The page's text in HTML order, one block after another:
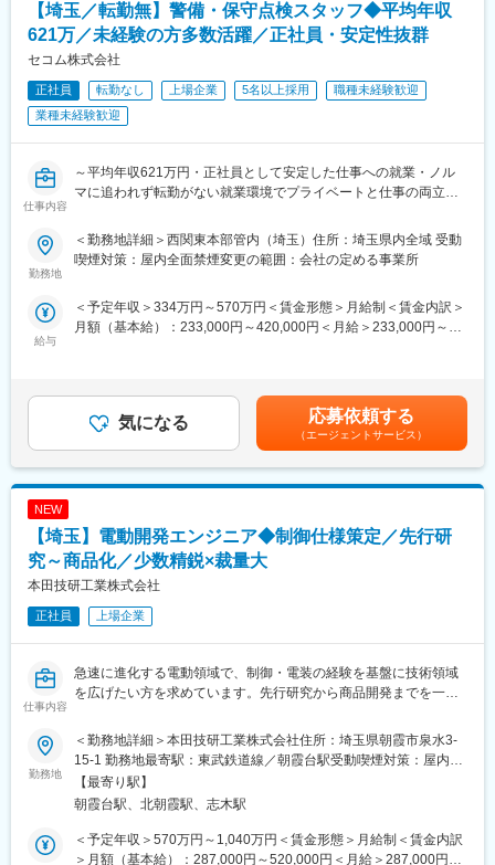
・代理店の販売力、製品知識などの教育、商材プロモーション
■働く環境
とプライベートを両立することが可能です。
・宿泊を伴う出張：月に1回程度※頻度は担当顧客に依ります
世界で幅広い事業を展開するキヤノングループ。 キヤノングルー
プでは、「米州」「欧・アフリカ・中東」「アジア・オセアニ
ア」「日本」の世界4つの地域に各々にマーケティングを行う統括
ソリューションのマーケティングを担っているのがキヤノンマー
ケティングジャパンです。
ンを調達する「商社」機能・お客様固有の課題を十分に理解し、
最適なシステムを提供する「SIer」機能・お客様のお困りごとの
解決のために、導入から保守・運用までサポートを行う「ITプロ
バイダー」機能を有しており、それぞれの分野が横断的にお客さ
まに最適なソリューションを提供しています。
変更の範囲：会社の定める業務
【埼玉／転勤無】警備・保守点検スタッフ◆平均年収
621万／未経験の方多数活躍／正社員・安定性抜群
セコム株式会社
正社員 転勤なし 上場企業 5名以上採用
職種未経験歓迎
業種未経験歓迎
仕事内容
～平均年収621万円・正社員として安定した仕事への就業・ノル
マに追われず転勤がない就業環境でプライベートと仕事の両立が
■業務概要
ご契約先に設置された防犯センサーが異常を検知した際や、火災
信号、救急信号を受信した際に、コントロールセンターの指示で
被害の拡大防止や未然の防止が目的のため危険を冒すことはござ
いません。
■業務詳細
・駆け付け対処：個人宅やATM、交通事故現場へ駆けつけての一
・保守点検：センサーや電池の交換。
・その他：緊急対処、巡回、警備強化の提案等
■セコムで働く魅力
★評価制度※平均年収621万
資格級や年齢により毎年昇給のチャンスがあります。自身の頑張
★プライベートと両立
年間を通して自由な時期に取得できる柔軟な休暇制度「フレック
イフスタイルに合わせた幅広い働き方と長期就業が可能です。
★キャリアステップ
入社後は「警備職、営業職、事務職」などでそれぞれのキャリア
を歩むことが可能です。
https://www.secom.co.jp/recruit/01/style/interview01.html
勤務地
＜勤務地詳細＞西関東本部管内（埼玉）住所：埼玉県内全域 受動
喫煙対策：屋内全面禁煙変更の範囲：会社の定める事業所
給与
＜予定年収＞334万円～570万円＜賃金形態＞月給制＜賃金内訳＞
月額（基本給）：233,000円～420,000円＜月給＞233,000円～
気になる 応募依頼する
（エージェントサービス）
NEW
【埼玉】電動開発エンジニア◆制御仕様策定／先行研
究～商品化／少数精鋭×裁量大
本田技研工業株式会社
正社員 上場企業
仕事内容
急速に進化する電動領域で、制御・電装の経験を基盤に技術領域
を広げたい方を求めています。先行研究から商品開発までを一貫
Hondaの新しい挑戦に、裁量をもって関わることができるポジシ
ョンです。
■採用背景
電動化・電装化が加速する中、パワープロダクツ領域でもモバイ
ルパワーパックを中心とした新事業が拡大しています。先行開発
から市場投入までを加速するため、電気・電子・制御の経験を持
勤務地
＜勤務地詳細＞本田技研工業株式会社住所：埼玉県朝霞市泉水3-
15-1 勤務地最寄駅：東武鉄道線／朝霞台駅受動喫煙対策：屋内全
面禁煙変更の範囲：業務上の事情により国内外の事業所(子会社及
び関連会社を含む)への異動または出向・派遣を命じる場合あり
【最寄り駅】
朝霞台駅、北朝霞駅、志木駅
＜予定年収＞570万円～1,040万円＜賃金形態＞月給制＜賃金内訳
＞月額（基本給）：287,000円～520,000円＜月給＞287,000円～